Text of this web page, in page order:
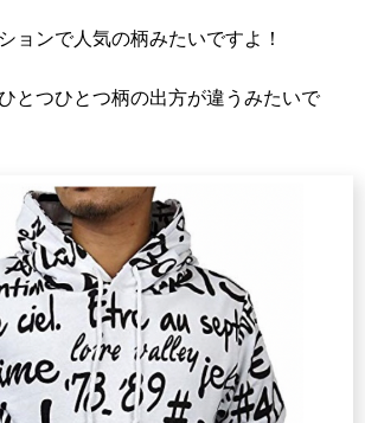
ョンで人気の柄みたいですよ！
とつひとつ柄の出方が違うみたいで